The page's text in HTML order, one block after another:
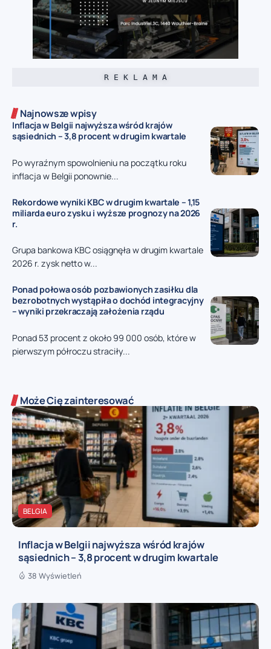
R E K L A M A
Najnowsze wpisy
Inflacja w Belgii najwyższa wśród krajów
sąsiednich – 3,8 procent w drugim kwartale
Po wyraźnym spowolnieniu na początku roku
inflacja w Belgii ponownie...
Rekordowe wyniki KBC w drugim kwartale – 1,15
miliarda euro zysku i wyższe prognozy na 2026
r.
Grupa bankowa KBC osiągnęła w drugim kwartale
2026 r. zysk netto w...
Ponad połowa osób pozbawionych zasiłku dla
bezrobotnych wystąpiła o dochód integracyjny
– wyniki przekraczają założenia rządu
Ponad 53 procent z około 99 000 osób, które w
pierwszym półroczu straciły...
Może Cię zainteresować
BELGIA
Inflacja w Belgii najwyższa wśród krajów
sąsiednich – 3,8 procent w drugim kwartale
38 Wyświetleń